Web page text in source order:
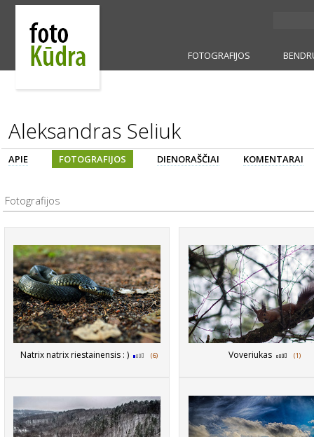
FOTOGRAFIJOS
Aleksandras Seliuk
APIE FOTOGRAFIJOS DIENORAŠČIAI KOMENTARAI
Fotografijos
Natrix natrix riestainensis : ) (6) Voveriukas (1)